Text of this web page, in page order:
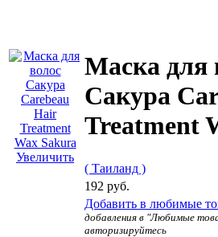
Увеличить
Маска для
Сакура
Treatment
( Таиланд )
192 руб.
Добавить в любимые
добавления в "Любимые
авторизируйтесь